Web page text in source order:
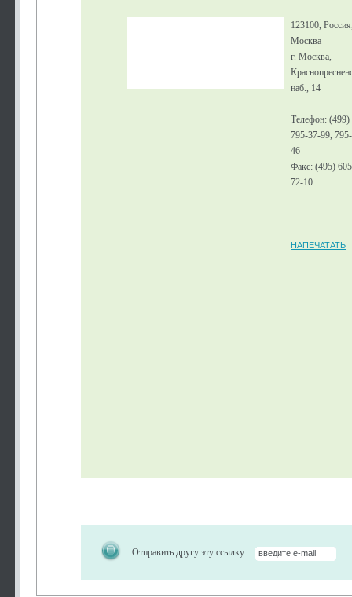
123100,
Москва
г. Москва,
наб., 14
Телефон: (499)
795-37-99,
46
Факс: (495)
72-10
НАПЕЧАТАТЬ
Отправить другу эту ссылку: